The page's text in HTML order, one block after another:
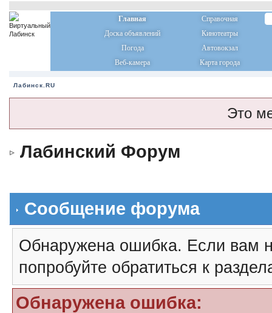
Главная
Справочная
Доска объявлений
Кинотеатры
Погода
Автовокзал
Веб-камера
Карта города
Лабинск.RU
Это
Лабинский Форум
Сообщение форума
Обнаружена ошибка. Если вам
попробуйте обратиться к
Обнаружена ошибка: